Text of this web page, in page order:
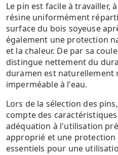
Le pin est facile à travailler,
résine uniformément
surface du bois soyeuse
également une protection
et la chaleur. De par sa
distingue nettement du
duramen est
imperméable à l'eau.
Lors de la sélection des
compte des
adéquation à l'utilisation
approprié et une
essentiels pour une